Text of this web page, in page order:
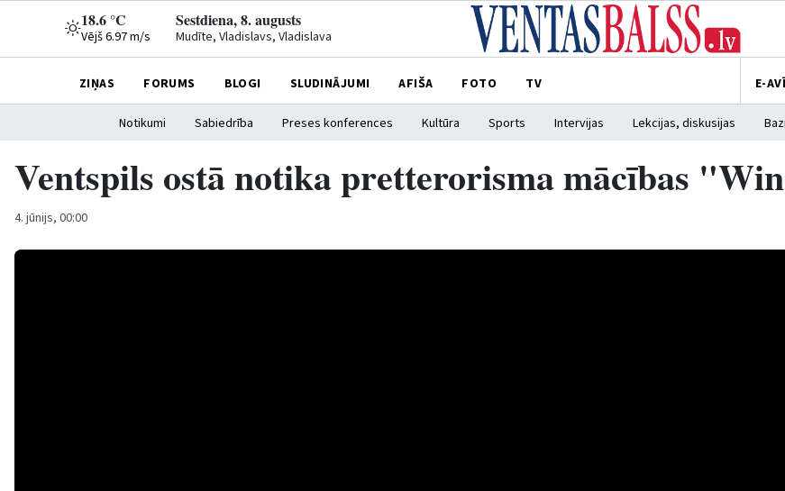
18.6 °C
Vējš 6.97 m/s
Sestdiena, 8. augusts
Mudīte, Vladislavs, Vladislava
ZIŅAS FORUMS BLOGI SLUDINĀJUMI AFIŠA FOTO TV E-
Notikumi Sabiedrība Preses konferences Kultūra Sports Intervijas Lekcijas, diskusijas
Ventspils ostā notika pretterorisma mācības
4. jūnijs, 00:00